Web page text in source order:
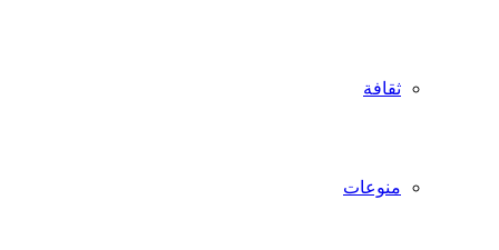
ثقافة
منوعات